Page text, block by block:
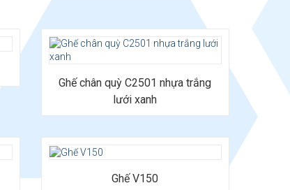
Chất liệu: Khung chân thép mạ hoặc sơn
khí; khung nhựa trắng - đệm tựa lưới với
tay nhựa màu xanh.
Bảo hành: 24 tháng
Ghế chân quỳ C2501 nhựa trắng
lưới xanh
Ghế V150